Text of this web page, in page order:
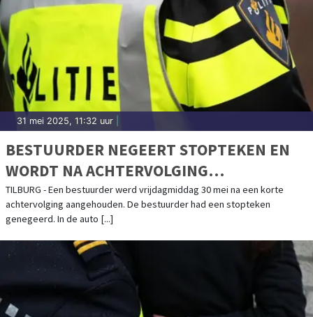
31 mei 2025, 11:32 uur
BESTUURDER NEGEERT STOPTEKEN EN
WORDT NA ACHTERVOLGING
AANGEHOUDEN
TILBURG - Een bestuurder werd vrijdagmiddag 30 mei na een korte
achtervolging aangehouden. De bestuurder had een stopteken
genegeerd. In de auto [...]